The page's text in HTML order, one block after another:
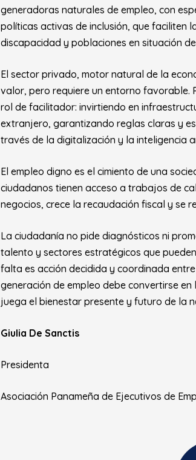
generadoras naturales de empleo, con
políticas activas de inclusión, que faciliten
discapacidad y poblaciones en situación
El sector privado, motor natural de la
valor, pero requiere un entorno favorable.
rol de facilitador: invirtiendo en
extranjero, garantizando reglas claras y
través de la digitalización y la inteligencia
El empleo digno es el cimiento de una
ciudadanos tienen acceso a trabajos de
negocios, crece la recaudación fiscal y se
La ciudadanía no pide diagnósticos ni
talento y sectores estratégicos que
falta es acción decidida y coordinada
generación de empleo debe convertirse
juega el bienestar presente y futuro de la
Giulia De Sanctis
Presidenta
Asociación Panameña de Ejecutivos de